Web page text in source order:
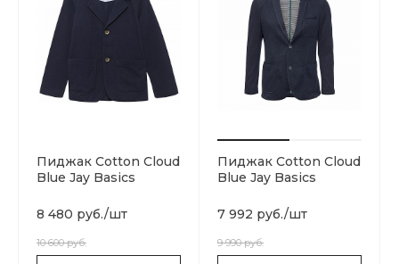
Пиджак Cotton Cloud
Blue Jay Basics
8 480 руб./шт
10 600 руб.
Пиджак Cotton Cloud
Blue Jay Basics
7 992 руб./шт
9 990 руб.